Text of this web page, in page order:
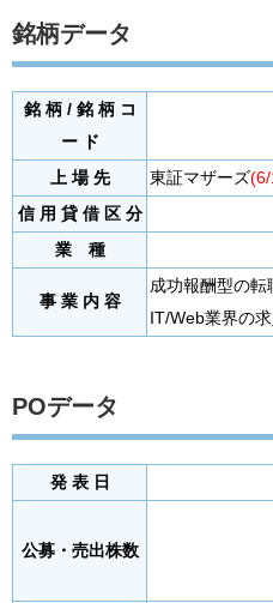
銘柄データ
銘 柄 / 銘 柄 コ
ー ド
上 場 先 東証マザーズ(6/
信 用 貸 借 区 分
業 種
事 業 内 容
成功報酬型の転
IT/Web業界の求
POデータ
発 表 日
公募・売出株数